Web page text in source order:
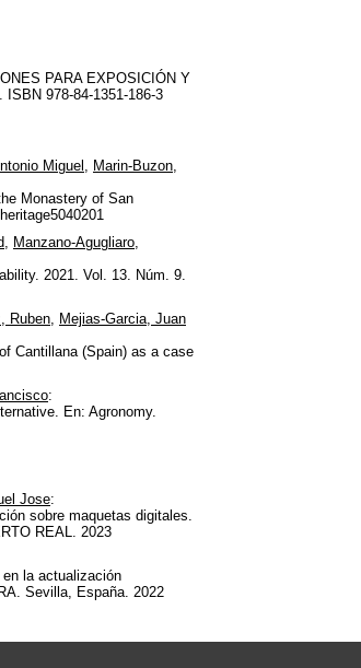
PARA EXPOSICIÓN Y
978-84-1351-186-3
Miguel , Marin-Buzon,
Monastery of San
, Manzano-Agugliaro,
2021. Vol. 13. Núm. 9.
Ruben, Mejias-Garcia, Juan
Cantillana (Spain) as a case
:
En: Agronomy.
Jose:
sobre maquetas digitales.
REAL. 2023
la actualización
Sevilla, España. 2022